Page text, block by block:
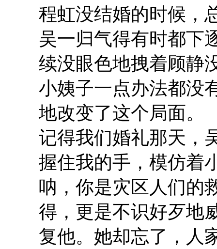
程虹没结婚的时候，
吴一归气得有时都下
续没眼色地拽着顾静
小姨子一点办法都没
地改变了这个局面。
记得我们婚礼那天，
握住我的手，模仿着
呐，你是灾区人们的
得，更是不识好歹地
复他。她却忘了，人